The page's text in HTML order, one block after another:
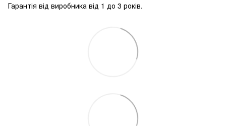
Гарантія від виробника від 1 до 3 років.